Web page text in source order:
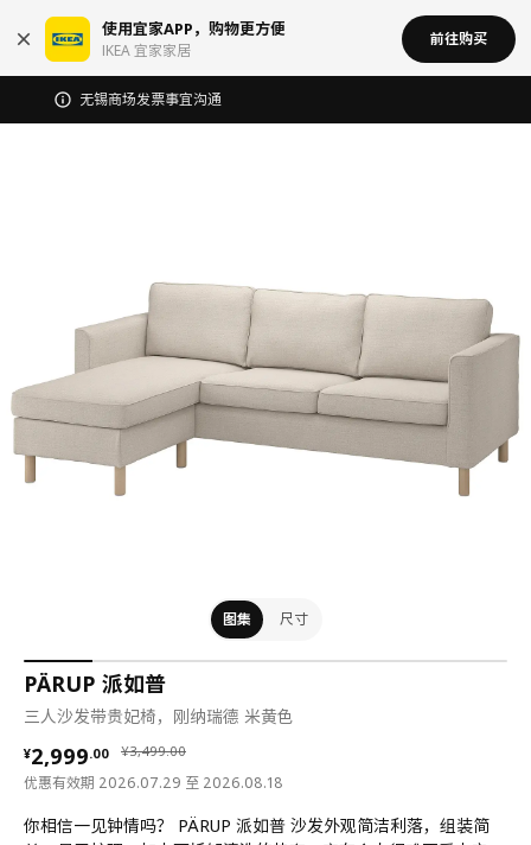
使用宜家APP，购物更方便
IKEA 宜家家居
前往购买
无锡商场发票事宜沟通
图集 尺寸
PÄRUP 派如普
三人沙发带贵妃椅，刚纳瑞德 米黄色
¥3,499.00
¥ 3499.00
¥2,999.00
¥ 2999.00
优惠有效期 2026.07.29 至 2026.08.18
你相信一见钟情吗？ PÄRUP 派如普 沙发外观简洁利落，组装简